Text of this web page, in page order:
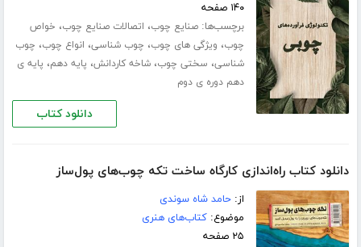
۱۴۰ صفحه
برچسب‌ها:صنایع چوب، اتصالات صنایع چوب، خواص
چوب، ویژگی های چوب، چوب شناسی، انواع چوب، چوب
شناسی، سختی چوب،شاخه کاردانش، پایه دهم، پایه ی
دهم دوره ی دوم
دانلود کتاب
دانلود کتاب راه‌اندازی کارگاه ساخت تکه چوب‌های پول‌ساز
از:حامد شاه سوندی
موضوع:کتاب‌های هنری
۲۵ صفحه